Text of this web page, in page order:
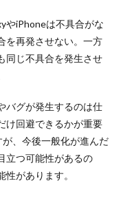
やiPhoneは不具合がな
を再発させない。一方
同じ不具合を発生させ
バグが発生するのは仕
け回避できるかが重要
、今後一般化が進んだ
立つ可能性があるの
があります。